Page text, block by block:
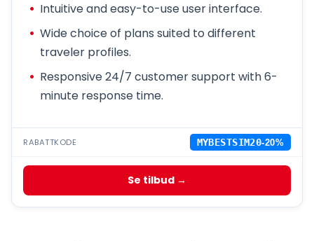
Intuitive and easy-to-use user interface.
Wide choice of plans suited to different
traveler profiles.
Responsive 24/7 customer support with 6-
minute response time.
RABATTKODE MYBESTSIM20-20%
Se tilbud →